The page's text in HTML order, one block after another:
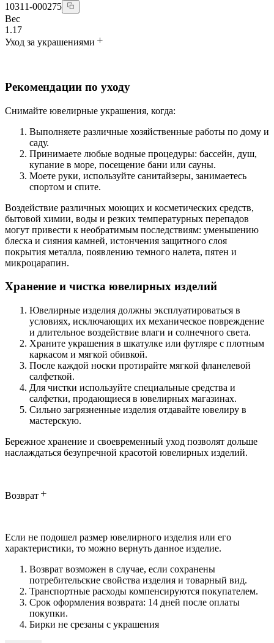
10311-000275
Вес
1.17
Уход за украшениями
Рекомендации по уходу
Снимайте ювелирные украшения, когда:
Выполняете различные хозяйственные работы по дому и
саду.
Принимаете любые водные процедуры: бассейн, душ,
купание в море, посещение бани или сауны.
Моете руки, используйте санитайзеры, занимаетесь
спортом и спите.
Воздействие различных моющих и косметических средств,
бытовой химии, воды и резких температурных перепадов
могут привести к необратимым последствиям: уменьшению
блеска и сияния камней, истончения защитного слоя
покрытия металла, появлению темного налета, пятен и
микроцарапин.
Хранение и чистка ювелирных изделий
Ювелирные изделия должны эксплуатироваться в
условиях, исключающих их механическое повреждение
и длительное воздействие влаги и солнечного света.
Храните украшения в шкатулке или футляре с плотным
каркасом и мягкой обивкой.
После каждой носки протирайте мягкой фланелевой
салфеткой.
Для чистки используйте специальные средства и
салфетки, продающиеся в ювелирных магазинах.
Сильно загрязненные изделия отдавайте ювелиру в
мастерскую.
Бережное хранение и своевременный уход позволят дольше
наслаждаться безупречной красотой ювелирных изделий.
Возврат
Если не подошел размер ювелирного изделия или его
характеристики, то можно вернуть данное изделие.
Возврат возможен в случае, если сохранены
потребительские свойства изделия и товарный вид.
Транспортные расходы компенсируются покупателем.
Срок оформления возврата: 14 дней после оплаты
покупки.
Бирки не срезаны с украшения